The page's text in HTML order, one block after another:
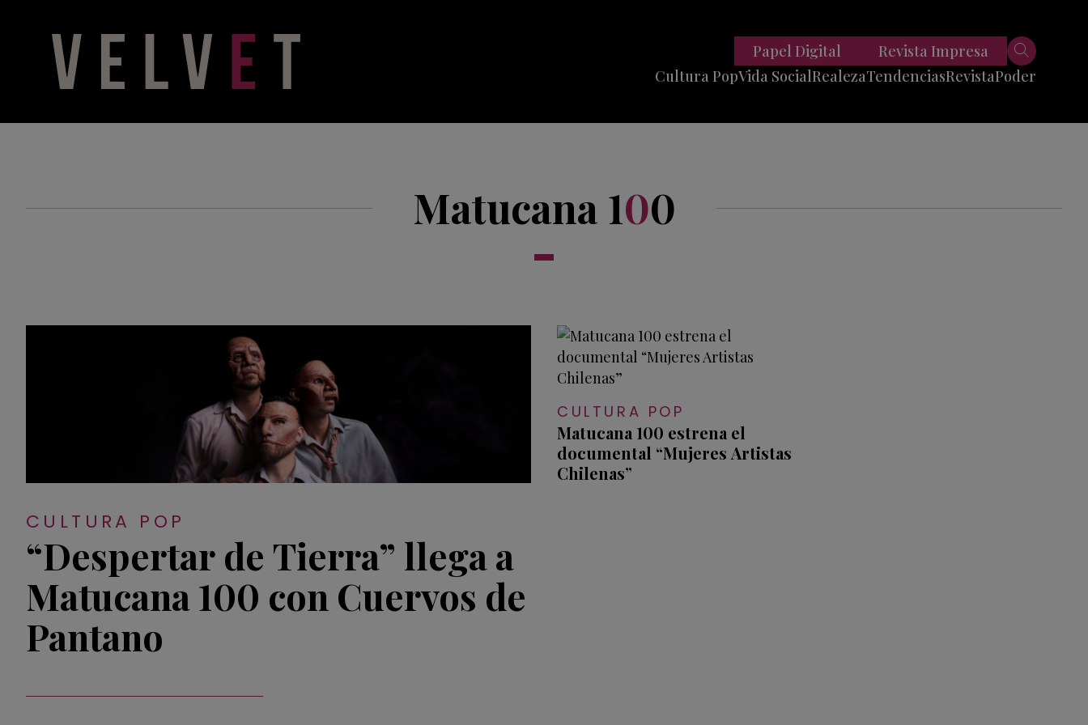
Cultura Pop
Música
Celebrities
Vida SocialRealezaTendencias
Fitness
Revista
Reportajes
Poder
Papel Digital Revista Impresa
Matucana 100
CULTURA POP
“Despertar de Tierra” llega a
Matucana 100 con Cuervos de
Pantano
CULTURA POP
Matucana 100 estrena el
documental “Mujeres Artistas
Chilenas”